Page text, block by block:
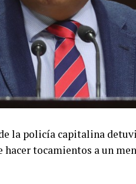
la policía capitalina
hacer tocamientos a un